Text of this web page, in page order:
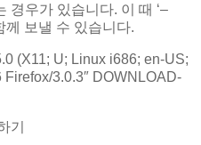
경우가 있습니다. 이 때 ‘–
께 보낼 수 있습니다.
(X11; U; Linux i686; en-US;
3.0.3″ DOWNLOAD-
기